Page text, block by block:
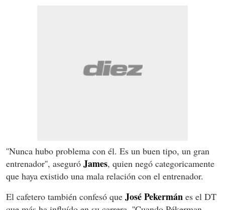
''Nunca hubo problema con él. Es un buen tipo, un gran
entrenador'', aseguró James, quien negó categoricamente
que haya existido una mala relación con el entrenador.
El cafetero también confesó que José Pekermán es el DT